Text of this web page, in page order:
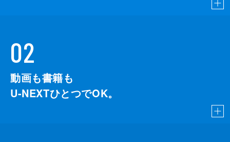
02
動画も書籍も
U-NEXTひとつでOK。